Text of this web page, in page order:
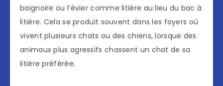
baignoire ou l’évier comme litière au lieu du bac à
litière. Cela se produit souvent dans les foyers où
vivent plusieurs chats ou des chiens, lorsque des
animaux plus agressifs chassent un chat de sa
litière préférée.